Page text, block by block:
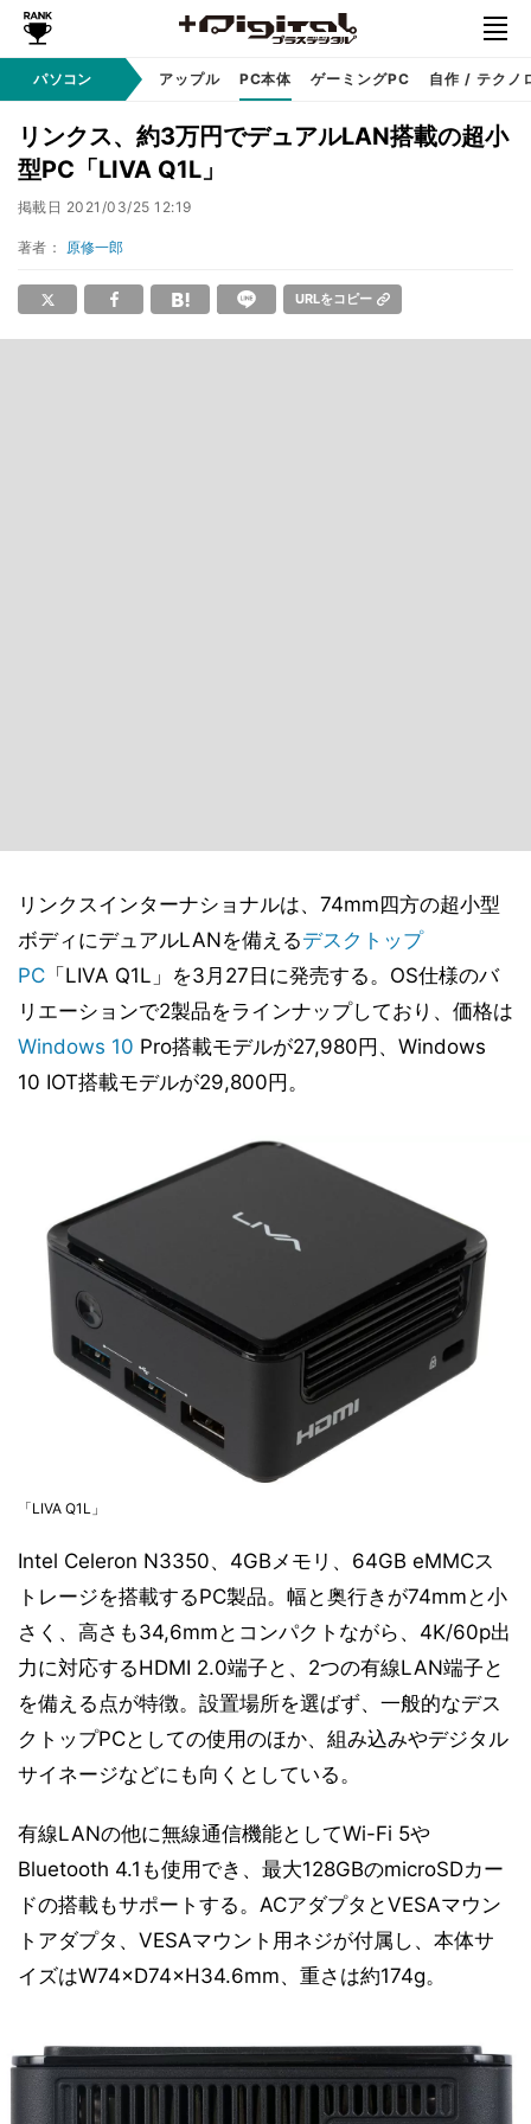
パソコンWindows アップル PC本体 ゲーミングPC 自作 / テクノ
リンクス、約3万円でデュアルLAN搭載の超小
型PC「LIVA Q1L」
掲載日 2021/03/25 12:19
著者： 原修一郎
URLをコピー
リンクスインターナショナルは、74mm四方の超小型
ボディにデュアルLANを備えるデスクトップ
PC 「LIVA Q1L」を3月27日に発売する。OS仕様のバ
リエーションで2製品をラインナップしており、価格は
Windows 10 Pro搭載モデルが27,980円、Windows
10 IOT搭載モデルが29,800円。
「LIVA Q1L」
Intel Celeron N3350、4GBメモリ、64GB eMMCス
トレージを搭載するPC製品。幅と奥行きが74mmと小
さく、高さも34,6mmとコンパクトながら、4K/60p出
力に対応するHDMI 2.0端子と、2つの有線LAN端子と
を備える点が特徴。設置場所を選ばず、一般的なデス
クトップPCとしての使用のほか、組み込みやデジタル
サイネージなどにも向くとしている。
有線LANの他に無線通信機能としてWi-Fi 5や
Bluetooth 4.1も使用でき、最大128GBのmicroSDカー
ドの搭載もサポートする。ACアダプタとVESAマウン
トアダプタ、VESAマウント用ネジが付属し、本体サ
イズはW74×D74×H34.6mm、重さは約174g。